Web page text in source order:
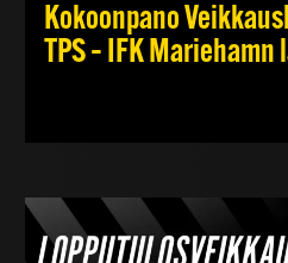
Kokoonpano
TPS – IFK Mariehamn